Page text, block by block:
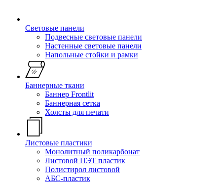
Световые панели
Подвесные световые панели
Настенные световые панели
Напольные стойки и рамки
Баннерные ткани
Баннер Frontlit
Баннерная сетка
Холсты для печати
Листовые пластики
Монолитный поликарбонат
Листовой ПЭТ пластик
Полистирол листовой
АБС-пластик